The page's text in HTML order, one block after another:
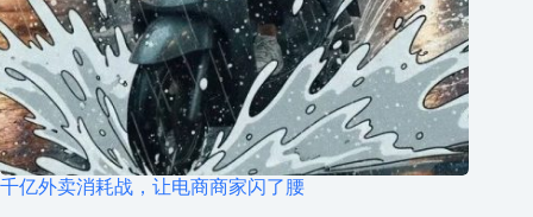
千亿外卖消耗战，让电商商家闪了腰